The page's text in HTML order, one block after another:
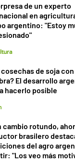
de un experto
en
argentino: "Estoy
cosechas de soja
El desarrollo
hacerlo posible
cambio rotundo,
brasilero
del agro
"Los veo más